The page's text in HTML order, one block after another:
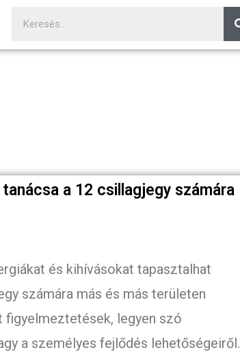
a 12 csillagjegy számára
és kihívásokat tapasztalhat
számára más és más területen
figyelmeztetések, legyen szó
a személyes fejlődés lehetőségeiről.